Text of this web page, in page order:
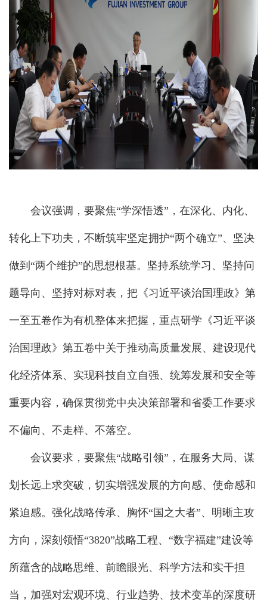
会议强调，要聚焦“学深悟透”，在深化、内化、
转化上下功夫，不断筑牢坚定拥护“两个确立”、坚决
做到“两个维护”的思想根基。坚持系统学习、坚持问
题导向、坚持对标对表，把《习近平谈治国理政》第
一至五卷作为有机整体来把握，重点研学《习近平谈
治国理政》第五卷中关于推动高质量发展、建设现代
化经济体系、实现科技自立自强、统筹发展和安全等
重要内容，确保贯彻党中央决策部署和省委工作要求
不偏向、不走样、不落空。
会议要求，要聚焦“战略引领”，在服务大局、谋
划长远上求突破，切实增强发展的方向感、使命感和
紧迫感。强化战略传承、胸怀“国之大者”、明晰主攻
方向，深刻领悟“3820”战略工程、“数字福建”建设等
所蕴含的战略思维、前瞻眼光、科学方法和实干担
当，加强对宏观环境、行业趋势、技术变革的深度研